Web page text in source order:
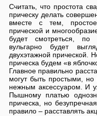
Считать, что простота
прическу делать
вместе с тем,
прической и
будет смотреться,
вульгарно будет
двухэтажной прической.
прическа будем «в
Главное правильно
могут быть простыми, но
нежным аксессуаром. И
Пышному платью
прическа, но
правило – расставлять